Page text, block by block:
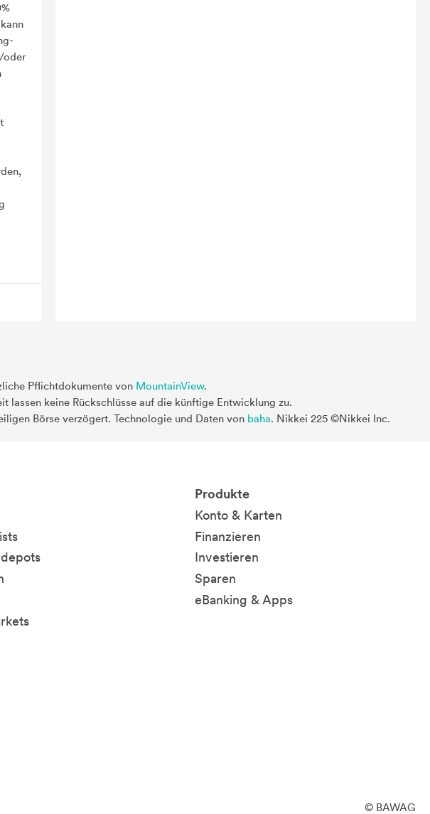
oder
Pflichtdokumente von MountainView.
lassen keine Rückschlüsse auf die künftige Entwicklung zu.
Börse verzögert. Technologie und Daten von baha. Nikkei 225 ©Nikkei Inc.
Produkte
Konto & Karten
Finanzieren
Investieren
Sparen
eBanking & Apps
© BAWAG